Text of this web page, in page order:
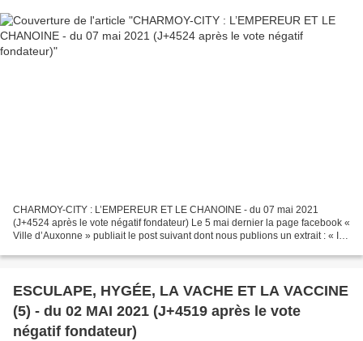
CHARMOY-CITY : L’EMPEREUR ET LE CHANOINE - du 07 mai 2021
(J+4524 après le vote négatif fondateur) Le 5 mai dernier la page facebook «
Ville d’Auxonne » publiait le post suivant dont nous publions un extrait : « Il y
ESCULAPE, HYGÉE, LA VACHE ET LA VACCINE
(5) - du 02 MAI 2021 (J+4519 après le vote
négatif fondateur)